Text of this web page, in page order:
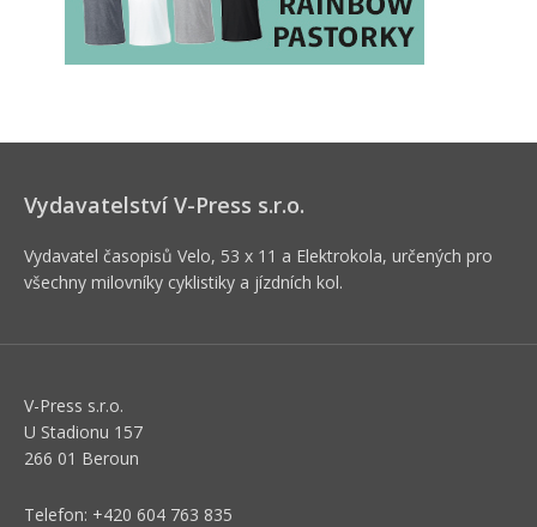
Vydavatelství V-Press s.r.o.
Vydavatel časopisů Velo, 53 x 11 a Elektrokola, určených pro
všechny milovníky cyklistiky a jízdních kol.
V-Press s.r.o.
U Stadionu 157
266 01 Beroun
Telefon: +420 604 763 835